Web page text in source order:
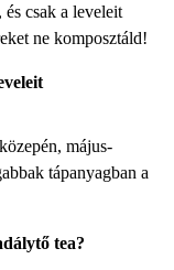
csak a leveleit
ne komposztáld!
május-
tápanyagban a
tea?